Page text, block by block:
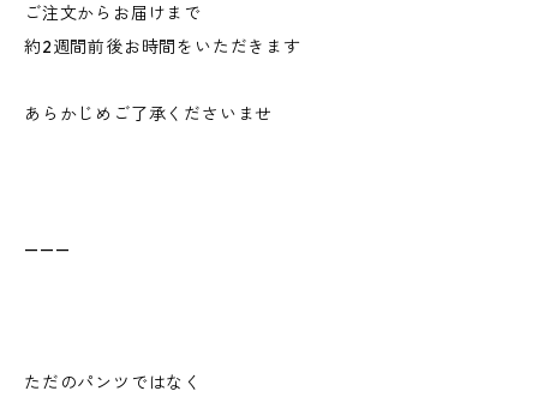
ご注文からお届けまで
約2週間前後お時間をいただきます
あらかじめご了承くださいませ
———
ただのパンツではなく